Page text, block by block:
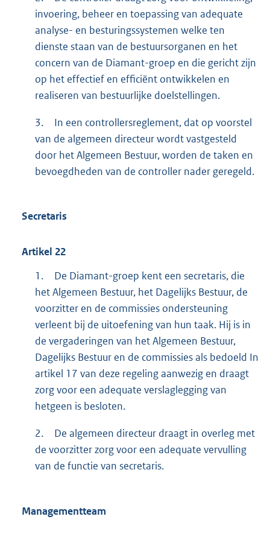
invoering, beheer en toepassing van adequate
analyse- en besturingssystemen welke ten
dienste staan van de bestuursorganen en het
concern van de Diamant-groep en die gericht zijn
op het effectief en efficiënt ontwikkelen en
realiseren van bestuurlijke doelstellingen.
3.
In een controllersreglement, dat op voorstel
van de algemeen directeur wordt vastgesteld
door het Algemeen Bestuur, worden de taken en
bevoegdheden van de controller nader geregeld.
Secretaris
Artikel 22
1.
De Diamant-groep kent een secretaris, die
het Algemeen Bestuur, het Dagelijks Bestuur, de
voorzitter en de commissies ondersteuning
verleent bij de uitoefening van hun taak. Hij is in
de vergaderingen van het Algemeen Bestuur,
Dagelijks Bestuur en de commissies als bedoeld In
artikel 17 van deze regeling aanwezig en draagt
zorg voor een adequate verslaglegging van
hetgeen is besloten.
2.
De algemeen directeur draagt in overleg met
de voorzitter zorg voor een adequate vervulling
van de functie van secretaris.
Managementteam